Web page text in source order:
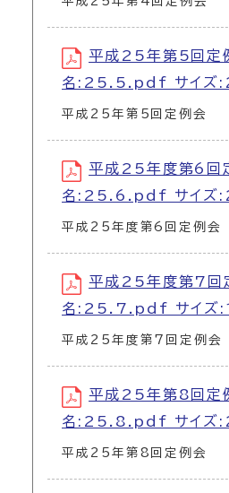
平成25年第5回定
名:25.5.pdf サイ
平成25年第5回定例会
平成25年度第6回
名:25.6.pdf サイ
平成25年度第6回定例会
平成25年度第7回
名:25.7.pdf サイ
平成25年度第7回定例会
平成25年第8回定
名:25.8.pdf サイ
平成25年第8回定例会